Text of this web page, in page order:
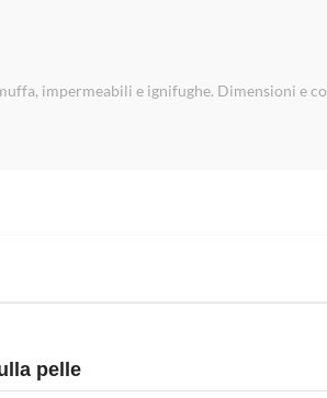
impermeabili e ignifughe. Dimensioni e
pelle